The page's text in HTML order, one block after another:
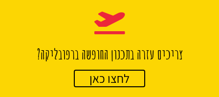
צריכים עזרה בתכנון החופשה ברפובליקה?
לחצו כאן